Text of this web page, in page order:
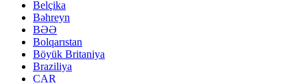
Belçika
Bəhreyn
BƏƏ
Bolqarıstan
Böyük Britaniya
Braziliya
CAR